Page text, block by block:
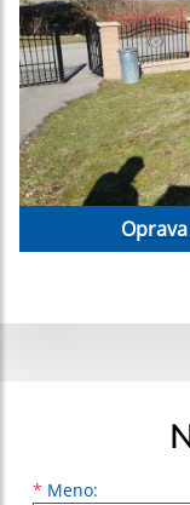
* Meno:
Meno
Priezvisko
E-mailová adresa